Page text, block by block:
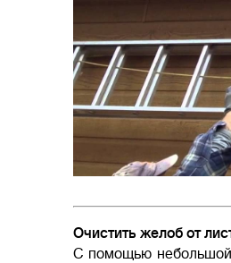
Очистить желоб от
С помощью небольшой